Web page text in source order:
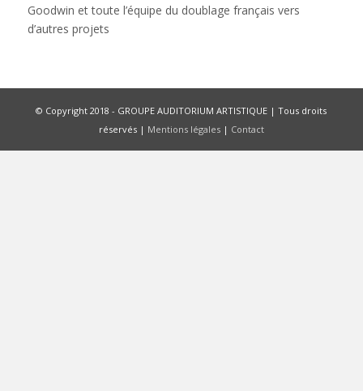
Goodwin et toute l’équipe du doublage français vers
d’autres projets
© Copyright 2018 - GROUPE AUDITORIUM ARTISTIQUE | Tous droits
réservés | Mentions légales| Contact